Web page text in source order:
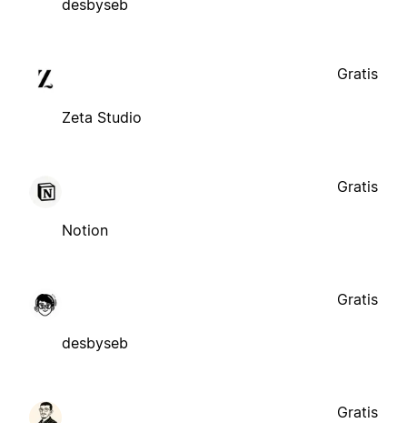
desbyseb
Zeta Studio
Gratis
Notion
Gratis
desbyseb
Gratis
Gratis